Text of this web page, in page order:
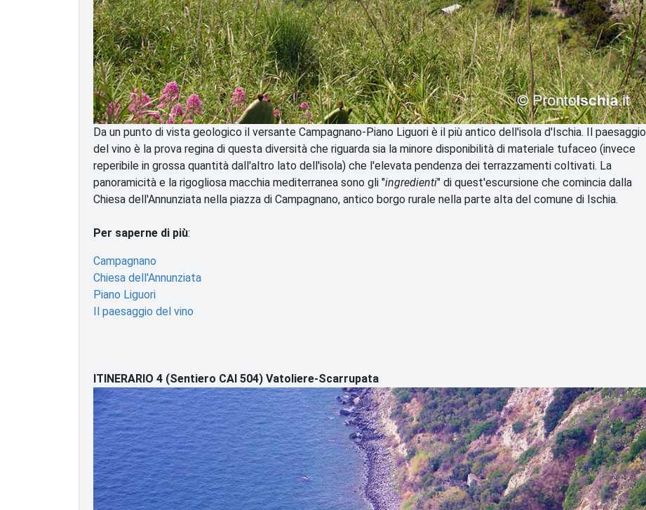
Da un punto di vista geologico il versante Campagnano-Piano Liguori è il più antico dell'isola d'Ischia. Il paesaggio
del vino è la prova regina di questa diversità che riguarda sia la minore disponibilità di materiale tufaceo (invece
reperibile in grossa quantità dall'altro lato dell'isola) che l'elevata pendenza dei terrazzamenti coltivati. La
panoramicità e la rigogliosa macchia mediterranea sono gli "ingredienti" di quest'escursione che comincia dalla
Chiesa dell'Annunziata nella piazza di Campagnano, antico borgo rurale nella parte alta del comune di Ischia.
Per saperne di più:
Campagnano
Chiesa dell'Annunziata
Piano Liguori
Il paesaggio del vino
ITINERARIO 4 (Sentiero CAI 504) Vatoliere-Scarrupata